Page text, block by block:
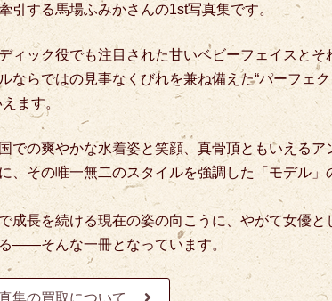
引する馬場ふみかさんの1st写真集です。
ィック役でも注目された甘いベビーフェイスとそ
ならではの見事なくびれを兼ね備えた“パーフェ
ます。
での爽やかな水着姿と笑顔、真骨頂ともいえるア
、その唯一無二のスタイルを強調した「モデル」
成長を続ける現在の姿の向こうに、やがて女優と
――そんな一冊となっています。
集の買取について